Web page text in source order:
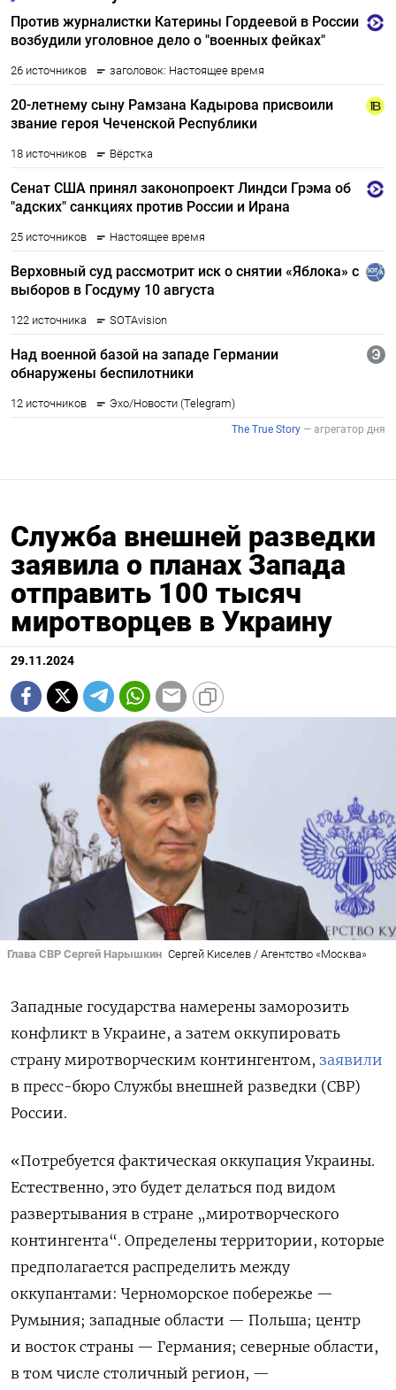
Служба внешней разведки
заявила о планах Запада
отправить 100 тысяч
миротворцев в Украину
29.11.2024
Глава СВР Сергей Нарышкин Сергей Киселев / Агентство «Москва»
Западные государства намерены заморозить
конфликт в Украине, а затем оккупировать
страну миротворческим контингентом, заявили
в пресс-бюро Службы внешней разведки (СВР)
России.
«Потребуется фактическая оккупация Украины.
Естественно, это будет делаться под видом
развертывания в стране „миротворческого
контингента“. Определены территории, которые
предполагается распределить между
оккупантами: Черноморское побережье —
Румыния; западные области — Польша; центр
и восток страны — Германия; северные области,
в том числе столичный регион, —